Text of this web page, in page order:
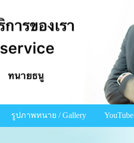
รูปภาพทนาย / Gallery YouTube